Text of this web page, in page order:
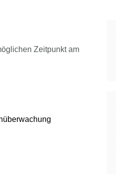
Zeitpunkt am